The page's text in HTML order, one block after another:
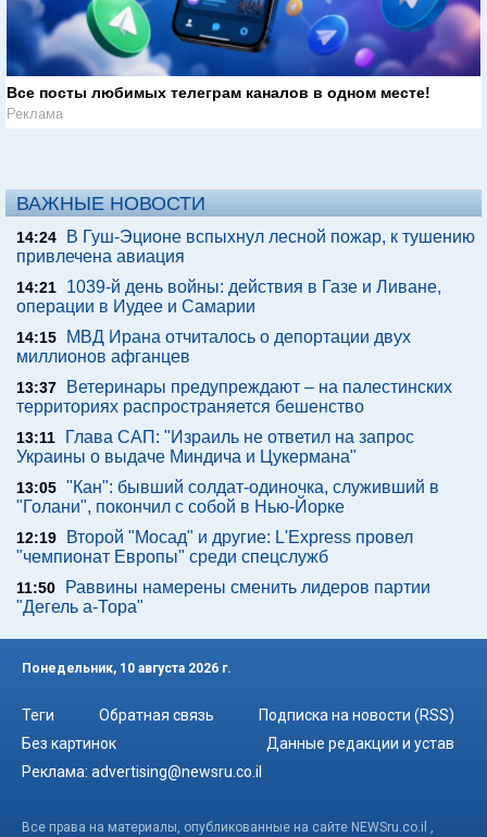
Все посты любимых телеграм каналов в одном месте!
Реклама
ВАЖНЫЕ НОВОСТИ
14:24
В Гуш-Эционе вспыхнул лесной пожар, к тушению
привлечена авиация
14:21
1039-й день войны: действия в Газе и Ливане,
операции в Иудее и Самарии
14:15
МВД Ирана отчиталось о депортации двух
миллионов афганцев
13:37
Ветеринары предупреждают – на палестинских
территориях распространяется бешенство
13:11
Глава САП: "Израиль не ответил на запрос
Украины о выдаче Миндича и Цукермана"
13:05 "Кан": бывший солдат-одиночка, служивший в
"Голани", покончил с собой в Нью-Йорке
12:19
Второй "Мосад" и другие: L'Express провел
"чемпионат Европы" среди спецслужб
11:50
Раввины намерены сменить лидеров партии
"Дегель а-Тора"
Понедельник, 10 августа 2026 г.
Теги Обратная связь
Подписка на новости (RSS)
Без картинок
Данные редакции и устав
Реклама: advertising@newsru.co.il
Все права на материалы, опубликованные на сайте NEWSru.co.il ,